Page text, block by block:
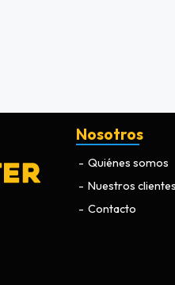
Nosotros
Quiénes somos
Nuestros clientes
Contacto